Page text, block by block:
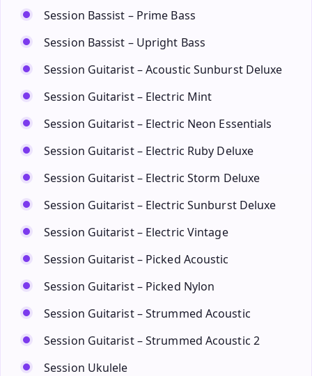
Session Bassist – Prime Bass
Session Bassist – Upright Bass
Session Guitarist – Acoustic Sunburst Deluxe
Session Guitarist – Electric Mint
Session Guitarist – Electric Neon Essentials
Session Guitarist – Electric Ruby Deluxe
Session Guitarist – Electric Storm Deluxe
Session Guitarist – Electric Sunburst Deluxe
Session Guitarist – Electric Vintage
Session Guitarist – Picked Acoustic
Session Guitarist – Picked Nylon
Session Guitarist – Strummed Acoustic
Session Guitarist – Strummed Acoustic 2
Session Ukulele